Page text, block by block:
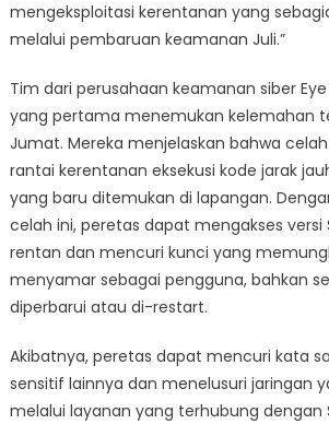
mengeksploitasi kerentanan yang
melalui pembaruan keamanan Juli.”
Tim dari perusahaan keamanan siber
yang pertama menemukan kelemahan
Jumat. Mereka menjelaskan bahwa
rantai kerentanan eksekusi kode jarak
yang baru ditemukan di lapangan.
celah ini, peretas dapat mengakses versi
rentan dan mencuri kunci yang
menyamar sebagai pengguna, bahkan
diperbarui atau di-restart.
Akibatnya, peretas dapat mencuri kata
sensitif lainnya dan menelusuri jaringan
melalui layanan yang terhubung dengan